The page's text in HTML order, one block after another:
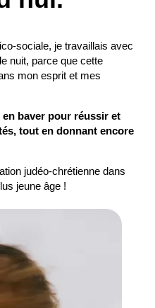
sociale, je travaillais avec
nuit, parce que cette
mon esprit et mes
en baver pour réussir et
tout en donnant encore
judéo-chrétienne dans
jeune âge !